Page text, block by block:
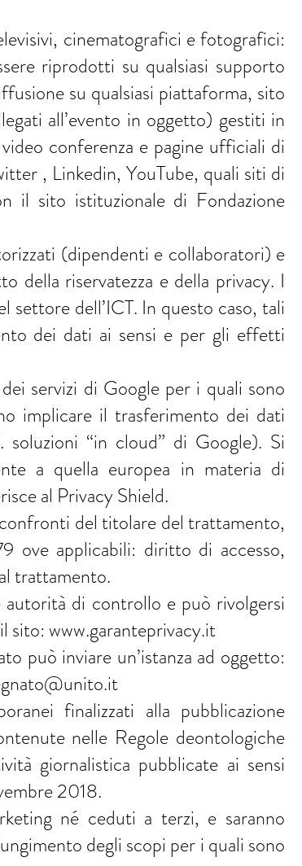
cinematografici e fotografici:
riprodotti su qualsiasi supporto
su qualsiasi piattaforma, sito
all’evento in oggetto) gestiti in
conferenza e pagine ufficiali di
, Linkedin, YouTube, quali siti di
il sito istituzionale di Fondazione
(dipendenti e collaboratori) e
della riservatezza e della privacy. I
settore dell’ICT. In questo caso, tali
dei dati ai sensi e per gli effetti
servizi di Google per i quali sono
implicare il trasferimento dei dati
“in cloud” di Google). Si
a quella europea in materia di
al Privacy Shield.
del titolare del trattamento,
ove applicabili: diritto di accesso,
trattamento.
di controllo e può rivolgersi
sito: www.garanteprivacy.it
può inviare un’istanza ad oggetto:
finalizzati alla pubblicazione
nelle Regole deontologiche
giornalistica pubblicate ai sensi
2018.
né ceduti a terzi, e saranno
degli scopi per i quali sono